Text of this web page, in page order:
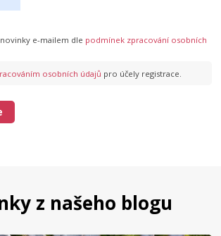
e-mailem dle podmínek zpracování osobních
osobních údajů pro účely registrace.
z našeho blogu